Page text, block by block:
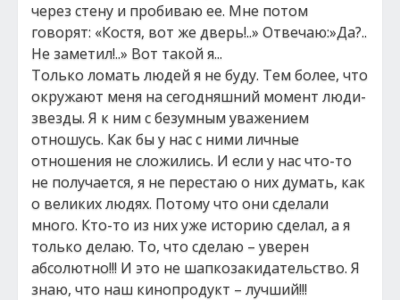
через стену и пробиваю ее. Мне потом
говорят: «Костя, вот же дверь!..» Отвечаю:»Да?..
Не заметил!..» Вот такой я...
Только ломать людей я не буду. Тем более, что
окружают меня на сегодняшний момент люди-
звезды. Я к ним с безумным уважением
отношусь. Как бы у нас с ними личные
отношения не сложились. И если у нас что-то
не получается, я не перестаю о них думать, как
о великих людях. Потому что они сделали
много. Кто-то из них уже историю сделал, а я
только делаю. То, что сделаю – уверен
абсолютно!!! И это не шапкозакидательство. Я
знаю, что наш кинопродукт – лучший!!!